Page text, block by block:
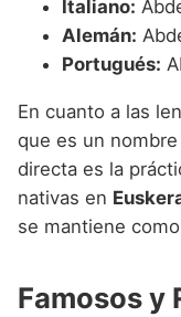
Italiano:
Alemán:
Portugués:
En cuanto a las
que es un
directa es la
nativas en
se mantiene
Famosos y